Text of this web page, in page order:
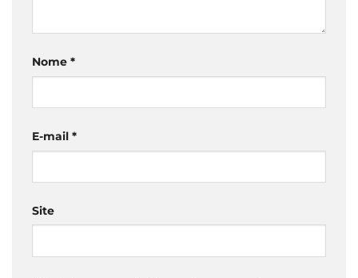
Nome *
E-mail *
Site